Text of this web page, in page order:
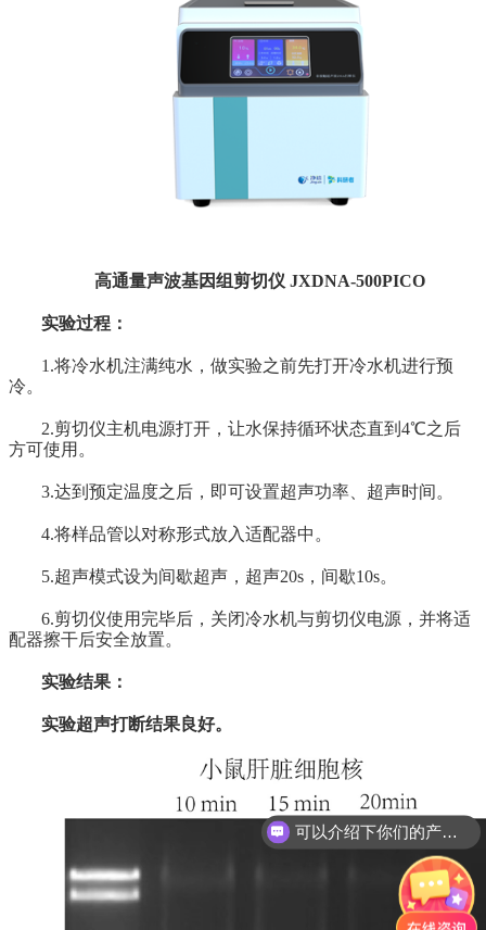
高通量声波基因组剪切仪 JXDNA-500PICO
实验过程：
1.将冷水机注满纯水，做实验之前先打开冷水机进行预
冷。
2.剪切仪主机电源打开，让水保持循环状态直到4℃之后
方可使用。
3.达到预定温度之后，即可设置超声功率、超声时间。
4.将样品管以对称形式放入适配器中。
5.超声模式设为间歇超声，超声20s，间歇10s。
6.剪切仪使用完毕后，关闭冷水机与剪切仪电源，并将适
配器擦干后安全放置。
实验结果：
实验超声打断结果良好。
可以介绍下你们的产品么?